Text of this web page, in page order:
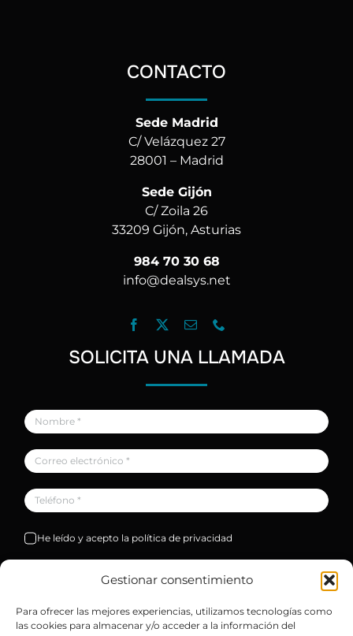
Gestionar consentimiento
Para ofrecer las mejores experiencias, utilizamos tecnologías como
las cookies para almacenar y/o acceder a la información del
CONTACTO
Sede Madrid
C/ Velázquez 27
28001 – Madrid
Sede Gijón
C/ Zoila 26
33209 Gijón, Asturias
984 70 30 68
info@dealsys.net
SOLICITA UNA LLAMADA
He leído y acepto la política de privacidad